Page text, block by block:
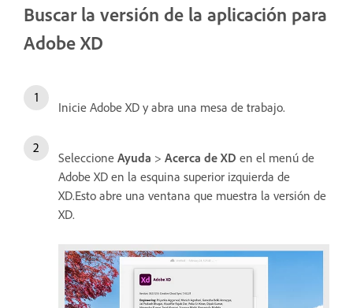
Buscar la versión de la aplicación para
Adobe XD
Inicie Adobe XD y abra una mesa de trabajo.
Seleccione Ayuda > Acerca de XD en el menú de
Adobe XD en la esquina superior izquierda de
XD.Esto abre una ventana que muestra la versión de
XD.